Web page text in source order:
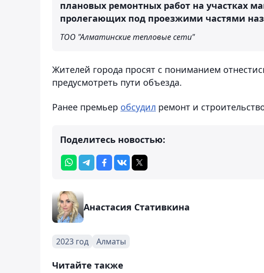
плановых ремонтных работ на участках
пролегающих под проезжими частями
ТОО "Алматинские тепловые сети"
Жителей города просят с пониманием
предусмотреть пути объезда.
Ранее премьер обсудил ремонт и
Поделитесь новостью:
Анастасия Стативкина
2023 год Алматы
Читайте также